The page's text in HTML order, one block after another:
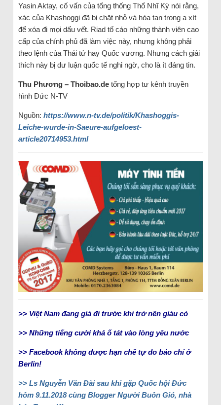
Yasin Aktay, cố vấn của tổng thống Thổ Nhĩ Kỳ nói rằng,
xác của Khashoggi đã bị chặt nhỏ và hòa tan trong a xít
để xóa đi mọi dấu vết. Riad tố cáo những thành viên cao
cấp của chính phủ đã làm việc này, nhưng không phải
theo lệnh của Thái tử hay Quốc vương. Nhưng cách giải
thích này bị dư luận quốc tế nghi ngờ, cho là ít đáng tin.
Thu Phương – Thoibao.detổng hợp tư kênh truyền
hình Đức N-TV
Nguồn: https://www.n-tv.de/politik/Khashoggis-
Leiche-wurde-in-Saeure-aufgeloest-
article20714953.html
>> Việt Nam đang già đi trước khi trở nên giàu có
>> Những tiếng cười khả ố tát vào lòng yêu nước
>> Facebook không được hạn chế tự do báo chí ở
Berlin!
>> Ls Nguyễn Văn Đài sau khi gặp Quốc hội Đức
hôm 9.11.2018 cùng Blogger Người Buôn Gió, nhà